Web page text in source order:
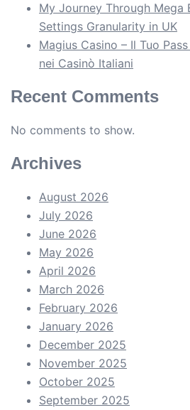
My Journey Through Mega
Settings Granularity in UK
Magius Casino – Il Tuo
nei Casinò Italiani
Recent Comments
No comments to show.
Archives
August 2026
July 2026
June 2026
May 2026
April 2026
March 2026
February 2026
January 2026
December 2025
November 2025
October 2025
September 2025